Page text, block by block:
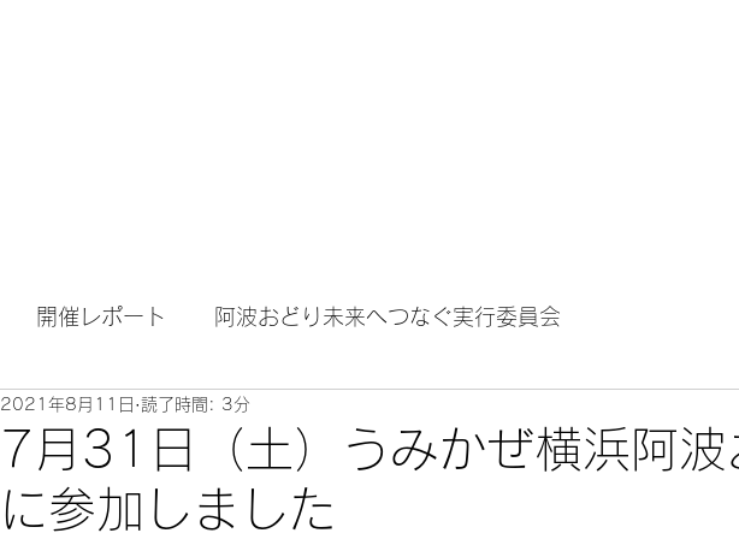
開催レポート 阿波おどり未来へつなぐ実行委員会
7月31日（土）うみかぜ横浜阿波
に参加しました
2021年8月11日 読了時間: 3分